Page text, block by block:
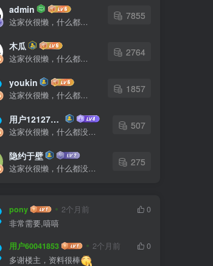
admin
这家伙很懒，什么都没有写...
7855
木瓜
这家伙很懒，什么都没有写...
2764
youkin
这家伙很懒，什么都没有写...
1857
用户12127023
这家伙很懒，什么都没有写...
507
隐约于壁
这家伙很懒，什么都没有写...
275
pony 2个月前
0
非常需要,嘻嘻
用户60041853 2个月前
0
多谢楼主，资料很棒